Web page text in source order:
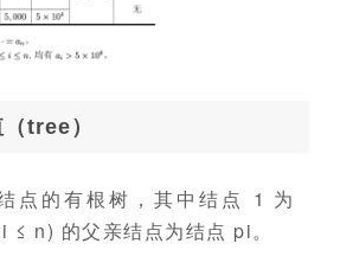
tree）
点的有根树，其中结点 1 为
n) 的父亲结点为结点 pi。